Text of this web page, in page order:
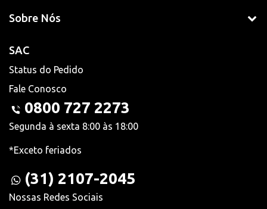
Sobre Nós
SAC
Status do Pedido
Fale Conosco
0800 727 2273
Segunda à sexta 8:00 às 18:00
*Exceto feriados
(31) 2107-2045
Nossas Redes Sociais